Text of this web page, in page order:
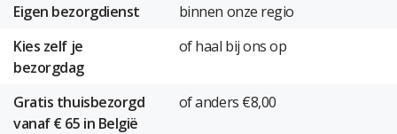
Eigen bezorgdienst
binnen onze regio
Kies zelf je
bezorgdag
of haal bij ons op
Gratis thuisbezorgd
vanaf € 65 in België
of anders €8,00